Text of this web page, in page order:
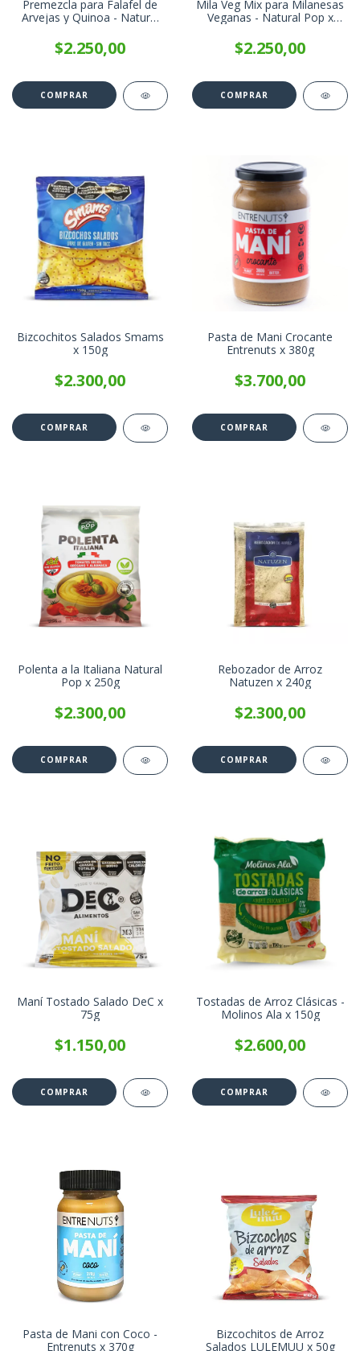
Premezcla para Falafel de
Arvejas y Quinoa - Natural
$2.250,00
Mila Veg Mix para Milanesas
Veganas - Natural Pop x
$2.250,00
Bizcochitos Salados Smams
x 150g
$2.300,00
Pasta de Mani Crocante
Entrenuts x 380g
$3.700,00
Polenta a la Italiana Natural
Pop x 250g
$2.300,00
Rebozador de Arroz
Natuzen x 240g
$2.300,00
Maní Tostado Salado DeC x
75g
$1.150,00
Tostadas de Arroz Clásicas -
Molinos Ala x 150g
$2.600,00
Pasta de Mani con Coco -
Entrenuts x 370g
Bizcochitos de Arroz
Salados LULEMUU x 50g